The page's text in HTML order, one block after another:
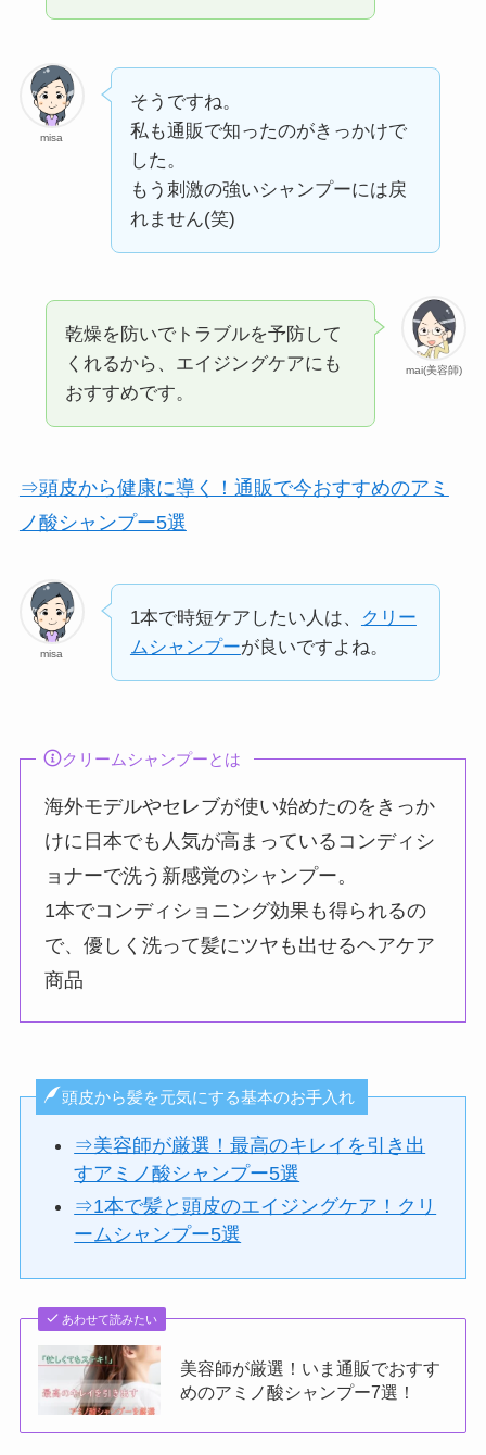
misa
そうですね。
私も通販で知ったのがきっかけで
した。
もう刺激の強いシャンプーには戻
れません(笑)
mai(美容師)
乾燥を防いでトラブルを予防して
くれるから、エイジングケアにも
おすすめです。
⇒頭皮から健康に導く！通販で今おすすめのアミ
ノ酸シャンプー5選
misa
1本で時短ケアしたい人は、
クリー
ムシャンプーが良いですよね。
クリームシャンプーとは
海外モデルやセレブが使い始めたのをきっか
けに日本でも人気が高まっているコンディシ
ョナーで洗う新感覚のシャンプー。
1本でコンディショニング効果も得られるの
で、優しく洗って髪にツヤも出せるヘアケア
商品
頭皮から髪を元気にする基本のお手入れ
⇒美容師が厳選！最高のキレイを引き出
すアミノ酸シャンプー5選
⇒1本で髪と頭皮のエイジングケア！クリ
ームシャンプー5選
あわせて読みたい
美容師が厳選！いま通販でおすす
めのアミノ酸シャンプー7選！